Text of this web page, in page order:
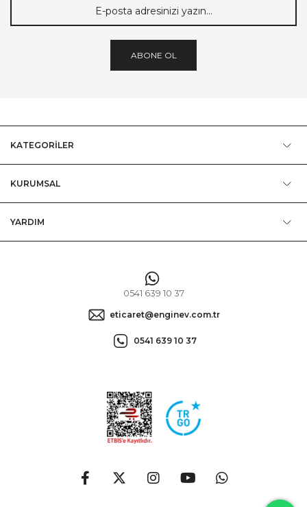
ABONE OL
KATEGORİLER
KURUMSAL
YARDIM
0541 639 10 37
eticaret@enginev.com.tr
0541 639 10 37